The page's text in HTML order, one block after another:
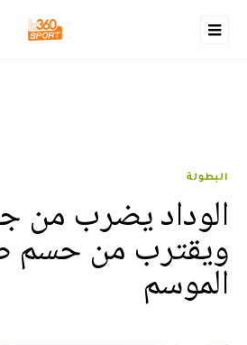
البطولة
الوداد يضرب من
ويقترب من حسم
الموسم